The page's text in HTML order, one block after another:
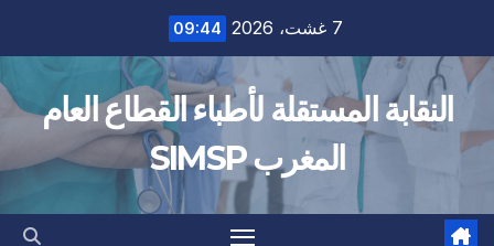
content
7 غشت، 2026 09:44
النقابة المستقلة لأطباء القطاع العام
المغرب SIMSP